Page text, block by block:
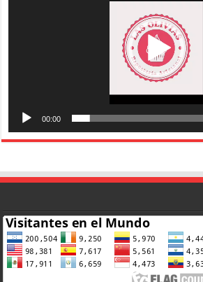
00:00